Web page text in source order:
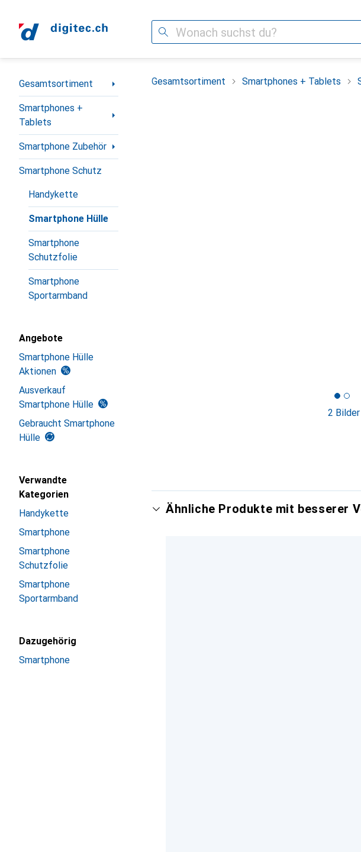
Suche
Navigation nach Kategorien
Gesamtsortiment
Smartphones +
Tablets
Smartphone Zubehör
Smartphone Schutz
Handykette
Smartphone Hülle
Smartphone
Schutzfolie
Smartphone
Sportarmband
Angebote
Smartphone Hülle
Aktionen
Ausverkauf
Smartphone Hülle
Gebraucht Smartphone
Hülle
Verwandte
Kategorien
Handykette
Smartphone
Smartphone
Schutzfolie
Smartphone
Sportarmband
Dazugehörig
Smartphone
Gesamtsortiment Smartphones + Tablets
2 Bilder
Ähnliche Produkte mit besserer